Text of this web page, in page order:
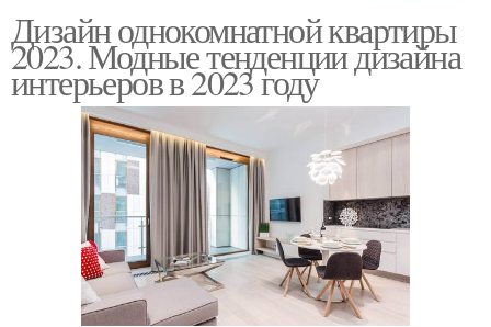
Модные цветы
Дизайн однокомнатной квартиры
2023. Модные тенденции дизайна
интерьеров в 2023 году